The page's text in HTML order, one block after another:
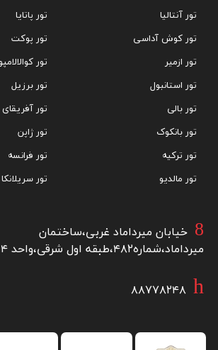
تور آنتالیا
تور کوش آداسی
تور ازمیر
تور استانبول
تور بالی
تور بانکوک
تور ترکیه
تور مالدیو
تور پاتایا
تور پوکت
تور
تور برزیل
تور
تور ژاپن
تور فرانسه
تور سریلانکا
خیابان میرداماد غربی،ساختمان
میرداماد،شماره۴۸۲،طبقه اول شرقی،واحد ۴